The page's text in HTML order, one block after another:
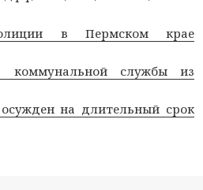
в Пермском крае
коммунальной службы из
на длительный срок